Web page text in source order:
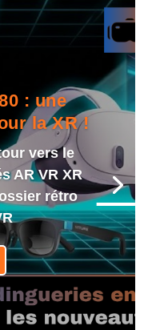
: une
la XR !
vers le
AR VR XR
rétro